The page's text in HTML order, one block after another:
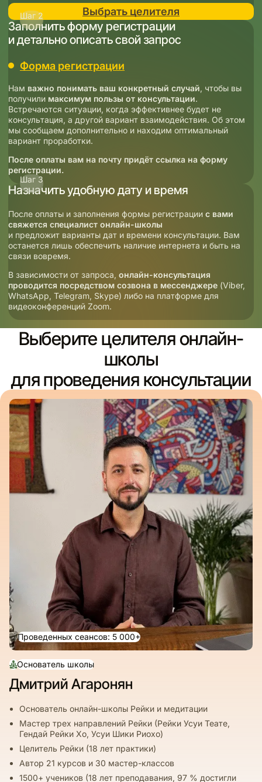
Выбрать целителя
Шаг 2
Заполнить форму регистрации
и детально описать свой запрос
Форма регистрации
Нам важно понимать ваш конкретный случай, чтобы вы
получили максимум пользы от консультации.
Встречаются ситуации, когда эффективнее будет не
консультация, а другой вариант взаимодействия. Об этом
мы сообщаем дополнительно и находим оптимальный
вариант проработки.
После оплаты вам на почту придёт ссылка на форму
регистрации.
Шаг 3
Назначить удобную дату и время
После оплаты и заполнения формы регистрациис вами
свяжется специалист онлайн-школы
и предложит варианты дат и времени консультации. Вам
останется лишь обеспечить наличие интернета и быть на
связи вовремя.
В зависимости от запроса,онлайн-консультация
проводится посредством созвона в мессенджере (Viber,
WhatsApp, Telegram, Skype) либо на платформе для
видеоконференций Zoom.
Выберите целителя онлайн-
школы
для проведения консультации
Проведенных сеансов: 5 000+
Основатель школы
Дмитрий Агаронян
Основатель онлайн-школы Рейки и медитации
Мастер трех направлений Рейки (Рейки Усуи Теате,
Гендай Рейки Хо, Усуи Шики Риохо)
Целитель Рейки (18 лет практики)
Автор 21 курсов и 30 мастер-классов
1500+ учеников (18 лет преподавания, 97 % достигли